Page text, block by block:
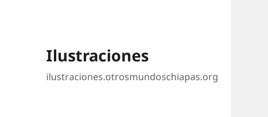
Ilustraciones
ilustraciones.otrosmundoschiapas.org